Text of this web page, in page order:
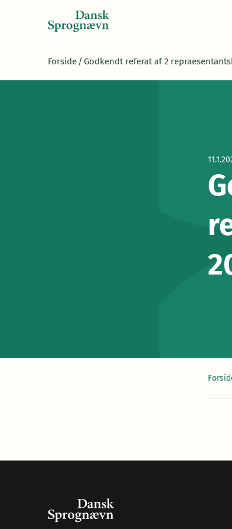
Forside / Godkendt referat af 2